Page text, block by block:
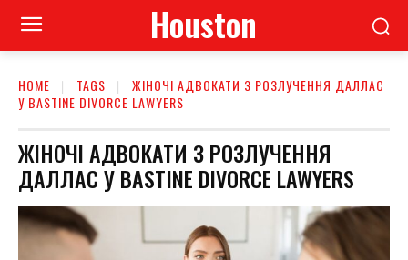
Houston
HOME TAGS
ЖІНОЧІ АДВОКАТИ З РОЗЛУЧЕННЯ ДАЛЛАС
У BASTINE DIVORCE LAWYERS
ЖІНОЧІ АДВОКАТИ З РОЗЛУЧЕННЯ
ДАЛЛАС У BASTINE DIVORCE LAWYERS